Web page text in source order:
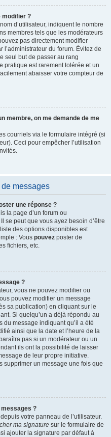
modifier ?
d’utilisateur, indiquent le nombre
membres tels que les modérateurs
pas directement modifier
l’administrateur du forum. Évitez de
seul but de passer au rang
pratique est rarement tolérée et un
abaisser votre compteur de
membre, on me demande de me
courriels via le formulaire intégré (si
Ceci pour empêcher l’utilisation
messages
une réponse ?
la page d’un forum ou
se peut que vous ayez besoin d’être
des options disponibles est
: Vous pouvez poster de
fichiers, etc.
?
vous ne pouvez modifier ou
pouvez modifier un message
sa publication) en cliquant sur le
Si quelqu’un a déjà répondu au
du message indiquant qu’il a été
ainsi que la date et l’heure de la
pas si un modérateur ou un
ils ont la possibilité de laisser
de leur propre initiative.
supprimer un message une fois que
?
votre panneau de l’utilisateur.
ma signature sur le formulaire de
ajouter la signature par défaut à